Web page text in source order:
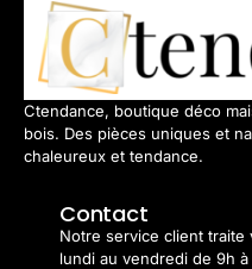
Ctendance, boutique déco
bois. Des pièces uniques et
chaleureux et tendance.
Contact
Notre service client traite
lundi au vendredi de 9h à